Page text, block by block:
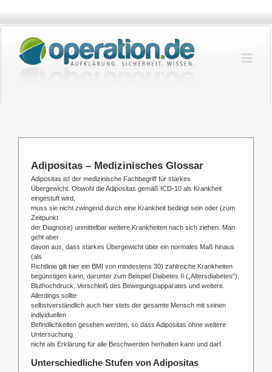
springen
Adipositas – Medizinisches Glossar
Adipositas ist der medizinische Fachbegriff für starkes
Übergewicht. Obwohl die Adipositas gemäß ICD-10 als Krankheit
eingestuft wird,
muss sie nicht zwingend durch eine Krankheit bedingt sein oder (zum
Zeitpunkt
der Diagnose) unmittelbar weitere Krankheiten nach sich ziehen. Man
geht aber
davon aus, dass starkes Übergewicht über ein normales Maß hinaus
(als
Richtlinie gilt hier ein BMI von mindestens 30) zahlreiche Krankheiten
begünstigen kann, darunter zum Beispiel Diabetes II („Altersdiabetes“),
Bluthochdruck, Verschleiß des Bewegungsapparates und weitere.
Allerdings sollte
selbstverständlich auch hier stets der gesamte Mensch mit seinen
individuellen
Befindlichkeiten gesehen werden, so dass Adipositas ohne weitere
Untersuchung
nicht als Erklärung für alle Beschwerden herhalten kann und darf.
Unterschiedliche Stufen von Adipositas